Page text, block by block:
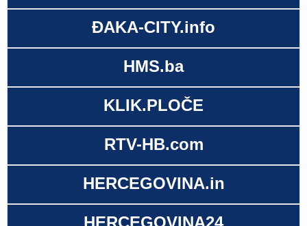
ĐAKA-CITY.info
HMS.ba
KLIK.PLOČE
RTV-HB.com
HERCEGOVINA.in